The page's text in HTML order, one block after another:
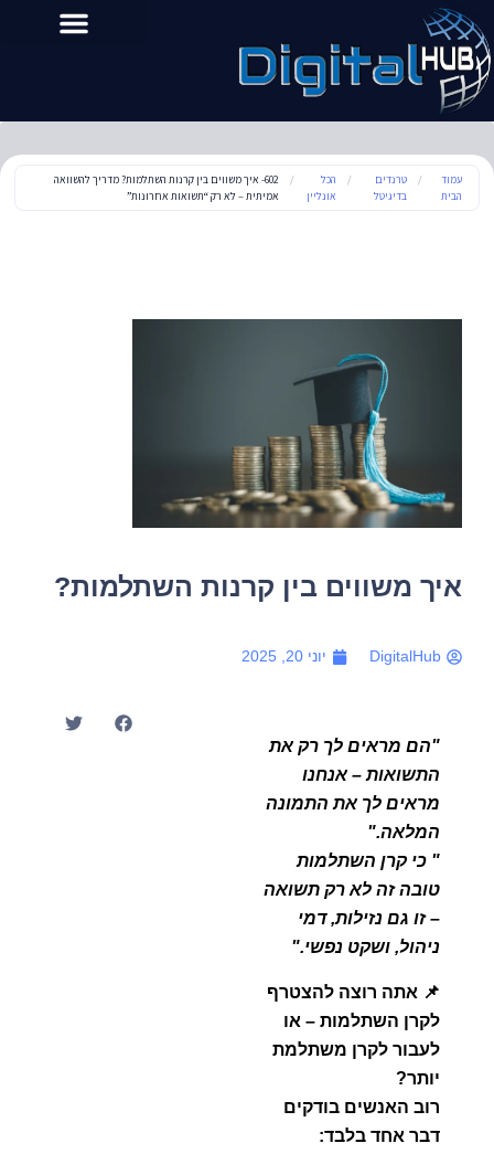
עמוד
הבית
/
טרנדים
בדיגיטל
/
הכל
אונליין
/
602- איך משווים בין קרנות השתלמות? מדריך להשוואה
אמיתית – לא רק “תשואות אחרונות”
איך משווים בין קרנות השתלמות?
DigitalHub יוני 20, 2025
"הם מראים לך רק את
התשואות – אנחנו
מראים לך את התמונה
המלאה."
" כי קרן השתלמות
טובה זה לא רק תשואה
– זו גם נזילות, דמי
ניהול, ושקט נפשי."
📌 אתה רוצה להצטרף
לקרן השתלמות – או
לעבור לקרן משתלמת
יותר?
רוב האנשים בודקים
דבר אחד בלבד: